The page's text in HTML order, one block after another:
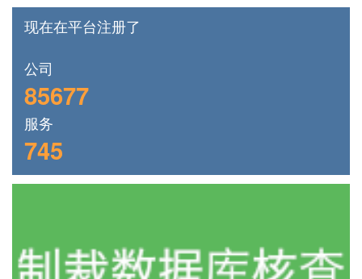
现在在平台注册了
公司
85677
服务
745